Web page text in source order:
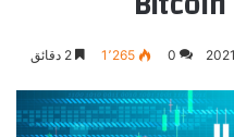
0 1٬265